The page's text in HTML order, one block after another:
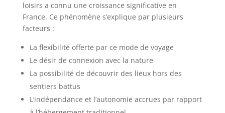
loisirs a connu une croissance significative en
France. Ce phénomène s’explique par plusieurs
facteurs :
La flexibilité offerte par ce mode de voyage
Le désir de connexion avec la nature
La possibilité de découvrir des lieux hors des
sentiers battus
L’indépendance et l’autonomie accrues par rapport